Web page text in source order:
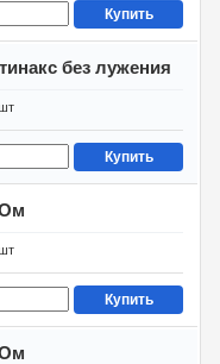
Купить
без лужения
Купить
Ом
Купить